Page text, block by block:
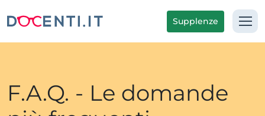
Supplenze
F.A.Q. - Le domande